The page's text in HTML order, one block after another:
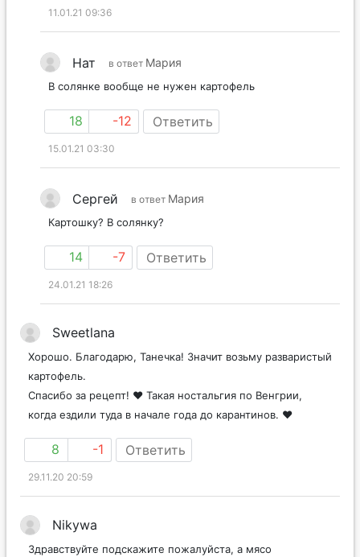
11.01.21 09:36
Нат в ответ Мария
В солянке вообще не нужен картофель
18 -12 Ответить
15.01.21 03:30
Сергей в ответ Мария
Картошку? В солянку?
14 -7 Ответить
24.01.21 18:26
Sweetlana
Хорошо. Благодарю, Танечка! Значит возьму разваристый
картофель.
Спасибо за рецепт! ❤️ Такая ностальгия по Венгрии,
когда ездили туда в начале года до карантинов. ❤️
8 -1 Ответить
29.11.20 20:59
Nikywa
Здравствуйте подскажите пожалуйста, а мясо